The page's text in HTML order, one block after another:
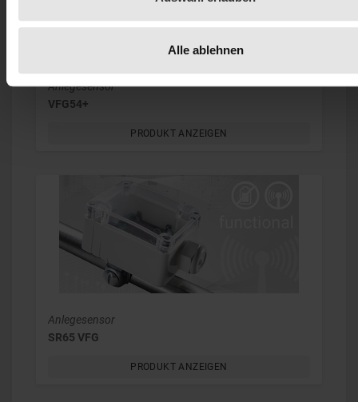
Alle ablehnen
Anlegesensor
VFG54+
PRODUKT ANZEIGEN
Anlegesensor
SR65 VFG
PRODUKT ANZEIGEN